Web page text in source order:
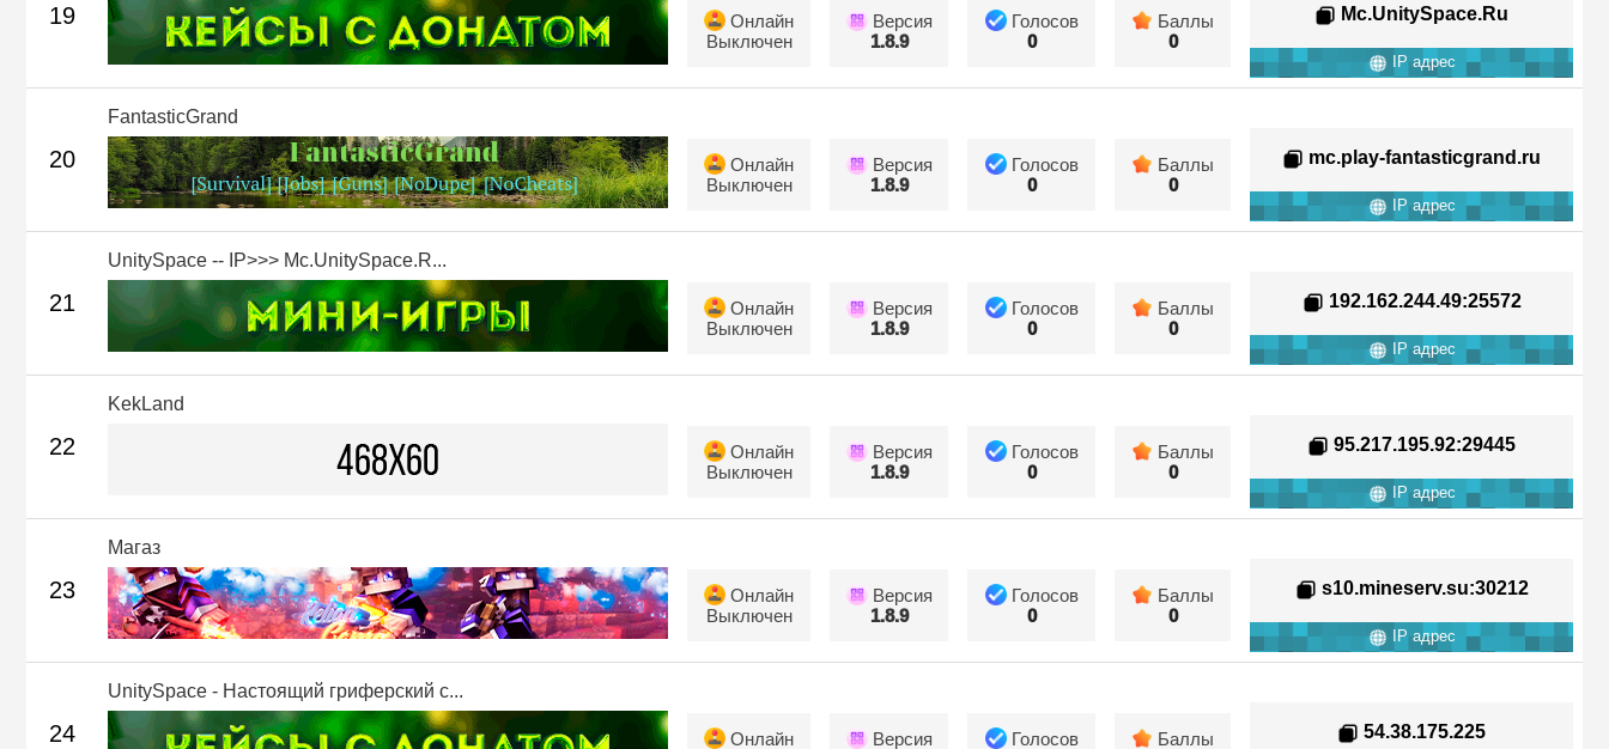
19
Онлайн
Выключен
Версия
1.8.9
Голосов
0
Баллы
0
Mc.UnitySpace.Ru
IP адрес
20
FantasticGrand
Онлайн
Выключен
Версия
1.8.9
Голосов
0
Баллы
0
mc.play-fantasticgrand.ru
IP адрес
21
UnitySpace -- IP>>> Mc.UnitySpace.R...
Онлайн
Выключен
Версия
1.8.9
Голосов
0
Баллы
0
192.162.244.49:25572
IP адрес
22
KekLand
Онлайн
Выключен
Версия
1.8.9
Голосов
0
Баллы
0
95.217.195.92:29445
IP адрес
23
Магаз
Онлайн
Выключен
Версия
1.8.9
Голосов
0
Баллы
0
s10.mineserv.su:30212
IP адрес
24
UnitySpace - Настоящий гриферский с...
Онлайн
Версия
Голосов
Баллы
54.38.175.225